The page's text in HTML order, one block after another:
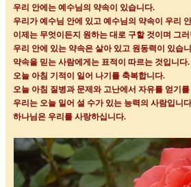
우리 안에는 예수님의 약속이 있습니다.
우리가 예수님 안에 있고 예수님의 약속이 우리
이제는 무엇이든지 원하는 대로 구할 것이며 그
우리 안에 있는 약속은 살아 있고 원동력이 있습
약속을 믿는 사람에게는 표적이 따르는 것입니다.
오늘 아침 기적이 일어 나기를 축복합니다.
오늘 아침 질병과 문제와 고난에서 자유를 얻기
우리는 오늘 일어 설 수가 있는 능력의 사람입니다
하나님은 우리를 사랑하십니다.